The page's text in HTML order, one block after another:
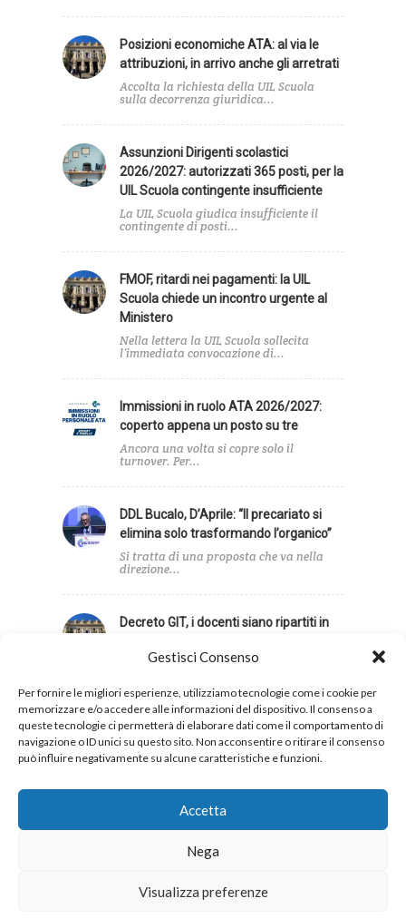
Gestisci Consenso
Per fornire le migliori esperienze, utilizziamo tecnologie come i cookie per
memorizzare e/o accedere alle informazioni del dispositivo. Il consenso a
queste tecnologie ci permetterà di elaborare dati come il comportamento di
navigazione o ID unici su questo sito. Non acconsentire o ritirare il consenso
può influire negativamente su alcune caratteristiche e funzioni.
Accetta
Nega
Visualizza preferenze
Posizioni economiche ATA: al via le
attribuzioni, in arrivo anche gli arretrati
Accolta la richiesta della UIL Scuola
sulla decorrenza giuridica...
Assunzioni Dirigenti scolastici
2026/2027: autorizzati 365 posti, per la
UIL Scuola contingente insufficiente
La UIL Scuola giudica insufficiente il
contingente di posti...
FMOF, ritardi nei pagamenti: la UIL
Scuola chiede un incontro urgente al
Ministero
Nella lettera la UIL Scuola sollecita
l’immediata convocazione di...
Immissioni in ruolo ATA 2026/2027:
coperto appena un posto su tre
Ancora una volta si copre solo il
turnover. Per...
DDL Bucalo, D’Aprile: “Il precariato si
elimina solo trasformando l’organico”
Si tratta di una proposta che va nella
direzione...
Decreto GIT, i docenti siano ripartiti in
Infine, la UIL Scuola ha sollecitato una
Cookies